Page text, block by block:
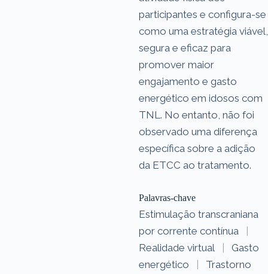
participantes e configura-se
como uma estratégia viável,
segura e eficaz para
promover maior
engajamento e gasto
energético em idosos com
TNL. No entanto, não foi
observado uma diferença
específica sobre a adição
da ETCC ao tratamento.
Palavras-chave
Estimulação transcraniana
por corrente contínua
|
Realidade virtual
|
Gasto
energético
|
Trastorno